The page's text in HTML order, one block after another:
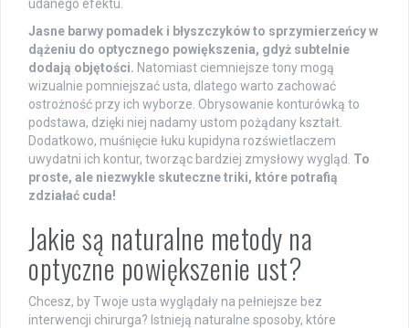
udanego efektu.
Jasne barwy pomadek i błyszczyków to sprzymierzeńcy w
dążeniu do optycznego powiększenia, gdyż subtelnie
dodają objętości. Natomiast ciemniejsze tony mogą
wizualnie pomniejszać usta, dlatego warto zachować
ostrożność przy ich wyborze. Obrysowanie konturówką to
podstawa, dzięki niej nadamy ustom pożądany kształt.
Dodatkowo, muśnięcie łuku kupidyna rozświetlaczem
uwydatni ich kontur, tworząc bardziej zmysłowy wygląd. To
proste, ale niezwykle skuteczne triki, które potrafią
zdziałać cuda!
Jakie są naturalne metody na
optyczne powiększenie ust?
Chcesz, by Twoje usta wyglądały na pełniejsze bez
interwencji chirurga? Istnieją naturalne sposoby, które